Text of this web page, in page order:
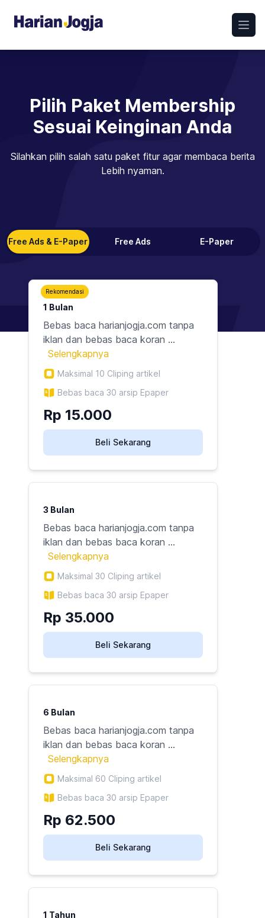
Pilih Paket Membership
Sesuai Keinginan Anda
Silahkan pilih salah satu paket fitur agar membaca berita
Lebih nyaman.
Free Ads & E-Paper Free Ads E-Paper
Rekomendasi
1 Bulan
Bebas baca harianjogja.com tanpa
iklan dan bebas baca koran ...
Selengkapnya
Maksimal 10 Cliping artikel
Bebas baca 30 arsip Epaper
Rp 15.000
Beli Sekarang
3 Bulan
Bebas baca harianjogja.com tanpa
iklan dan bebas baca koran ...
Selengkapnya
Maksimal 30 Cliping artikel
Bebas baca 30 arsip Epaper
Rp 35.000
Beli Sekarang
6 Bulan
Bebas baca harianjogja.com tanpa
iklan dan bebas baca koran ...
Selengkapnya
Maksimal 60 Cliping artikel
Bebas baca 30 arsip Epaper
Rp 62.500
Beli Sekarang
1 Tahun